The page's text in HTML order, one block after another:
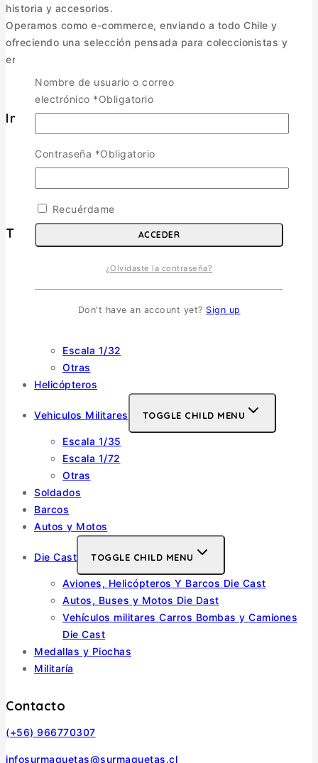
historia y accesorios.
Operamos como e-commerce, enviando a todo Chile y
ofreciendo una selección pensada para coleccionistas y
entusiastas.
Informacion
Cambios y Devoluciones
Tienda
TOGGLE CHILD MENU
Escala 1/48
Escala 1/32
Otras
Helicópteros
Vehiculos Militares TOGGLE CHILD MENU
Escala 1/35
Escala 1/72
Otras
Soldados
Barcos
Autos y Motos
Die Cast TOGGLE CHILD MENU
Aviones, Helicópteros Y Barcos Die Cast
Autos, Buses y Motos Die Dast
Vehículos militares Carros Bombas y Camiones
Die Cast
Medallas y Piochas
Militaría
Contacto
(+56) 966770307
infosurmaquetas@surmaquetas.cl
Nombre de usuario o correo
electrónico *Obligatorio
Contraseña *Obligatorio
Recuérdame
ACCEDER
¿Olvidaste la contraseña?
Don't have an account yet? Sign up